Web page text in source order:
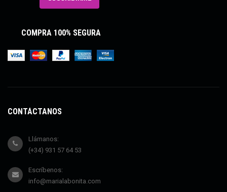
COMPRA 100% SEGURA
CONTÁCTANOS
Llámanos:
(+34) 931 57 64 53
Escríbenos:
info@marialabonita.com